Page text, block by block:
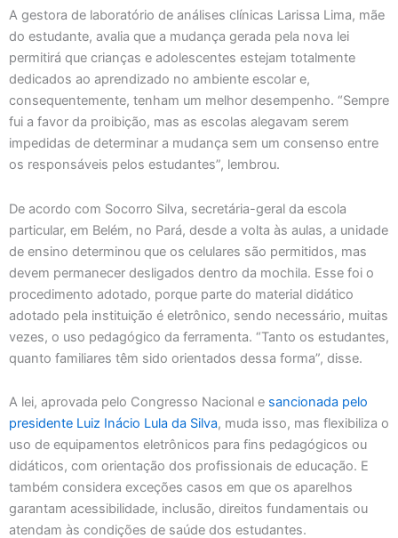
A gestora de laboratório de análises clínicas Larissa Lima, mãe
do estudante, avalia que a mudança gerada pela nova lei
permitirá que crianças e adolescentes estejam totalmente
dedicados ao aprendizado no ambiente escolar e,
consequentemente, tenham um melhor desempenho. “Sempre
fui a favor da proibição, mas as escolas alegavam serem
impedidas de determinar a mudança sem um consenso entre
os responsáveis pelos estudantes”, lembrou.
De acordo com Socorro Silva, secretária-geral da escola
particular, em Belém, no Pará, desde a volta às aulas, a unidade
de ensino determinou que os celulares são permitidos, mas
devem permanecer desligados dentro da mochila. Esse foi o
procedimento adotado, porque parte do material didático
adotado pela instituição é eletrônico, sendo necessário, muitas
vezes, o uso pedagógico da ferramenta. “Tanto os estudantes,
quanto familiares têm sido orientados dessa forma”, disse.
A lei, aprovada pelo Congresso Nacional e sancionada pelo
presidente Luiz Inácio Lula da Silva, muda isso, mas flexibiliza o
uso de equipamentos eletrônicos para fins pedagógicos ou
didáticos, com orientação dos profissionais de educação. E
também considera exceções casos em que os aparelhos
garantam acessibilidade, inclusão, direitos fundamentais ou
atendam às condições de saúde dos estudantes.